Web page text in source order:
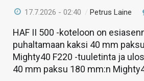
17.7.2026 - 02:40 /Petrus Laine
HAF II 500 -koteloon on
puhaltamaan kaksi 40 mm
Mighty40 F220 -tuuletinta ja
40 mm paksu 180 mm:n